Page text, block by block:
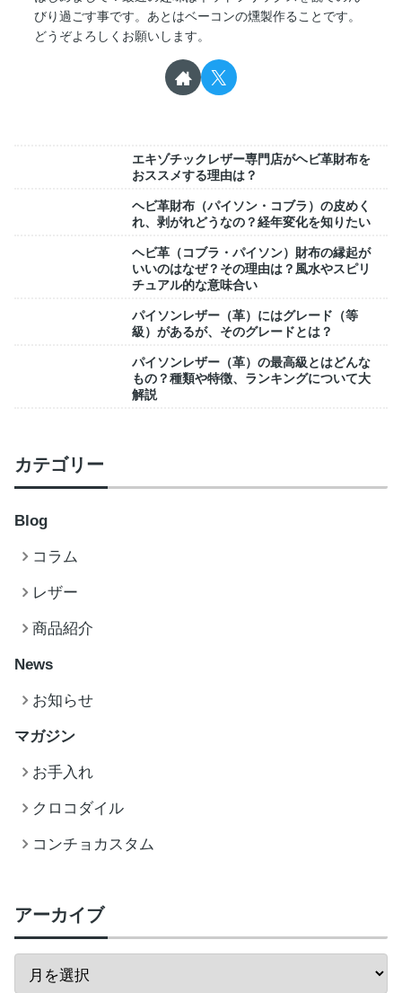
びり過ごす事です。あとはベーコンの燻製作ることです。
どうぞよろしくお願いします。
エキゾチックレザー専門店がヘビ革財布を
おススメする理由は？
ヘビ革財布（パイソン・コブラ）の皮めく
れ、剥がれどうなの？経年変化を知りたい
ヘビ革（コブラ・パイソン）財布の縁起が
いいのはなぜ？その理由は？風水やスピリ
チュアル的な意味合い
パイソンレザー（革）にはグレード（等
級）があるが、そのグレードとは？
パイソンレザー（革）の最高級とはどんな
もの？種類や特徴、ランキングについて大
解説
カテゴリー
Blog
コラム
レザー
商品紹介
News
お知らせ
マガジン
お手入れ
クロコダイル
コンチョカスタム
アーカイブ